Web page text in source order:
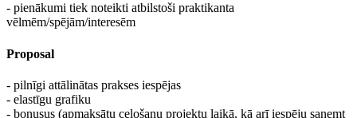
- pienākumi tiek noteikti atbilstoši praktikanta
vēlmēm/spējām/interesēm
Proposal
- pilnīgi attālinātas prakses iespējas
- elastīgu grafiku
- bonusus (apmaksātu ceļošanu projektu laikā, kā arī iespēju saņemt